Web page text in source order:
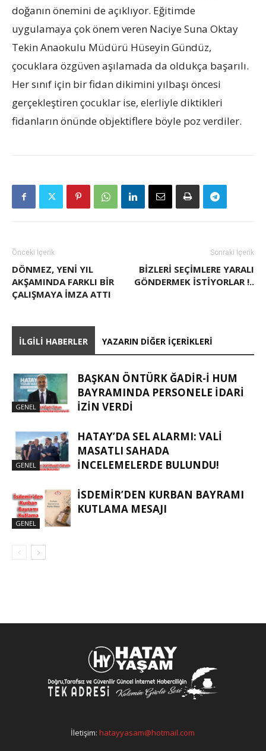
doğanın önemini de açıklıyor. Eğitimde
uygulamaya çok önem veren Naciye Suna Oktay
Tekin Anaokulu Müdürü Hüseyin Gündüz,
çocuklara özgüven aşılamada da oldukça başarılı.
Her sınıf için bir fidan dikimini yılbaşı öncesi
gerçekleştiren çocuklar ise, elerliyle diktikleri
fidanların önünde objektiflere böyle poz verdiler.
Önceki İçerik
DÖNMEZ, YENI YIL
AKŞAMINDA FARKLI BIR
ÇALIŞMAYA IMZA ATTI
Sonraki İçerik
BİZLERİ SEÇİMLERE YARALI
GÖNDERMEK İSTİYORLAR !..
İLGILI HABERLER YAZARIN DIĞER İÇERIKLERI
GENEL
BAŞKAN ÖNTÜRK ĞADIR-İ HUM
BAYRAMINDA PERSONELE İDARI
İZIN VERDI
GENEL
HATAY’DA SEL ALARMI: VALI
MASATLI SAHADA
İNCELEMELERDE BULUNDU!
GENEL
İSDEMIR’DEN KURBAN BAYRAMI
KUTLAMA MESAJI
İletişim:hatayyasam@hotmail.com